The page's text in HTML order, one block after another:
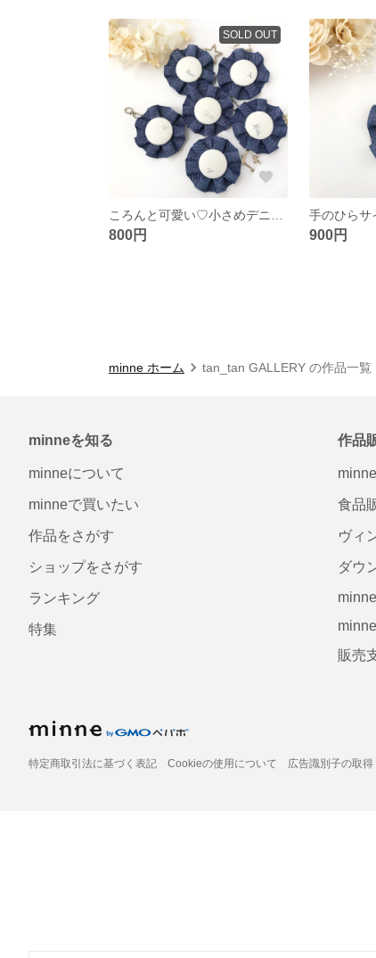
SOLD OUT
800円 900円
minne ホーム tan_tan GALLERY の作品一覧
minneを知る
minneについて
minneで買いたい
作品をさがす
ショップをさがす
ランキング
特集
作品
食品
ヴィ
ダウ
販売
特定商取引法に基づく表記 Cookieの使用について 広告識別子の取得